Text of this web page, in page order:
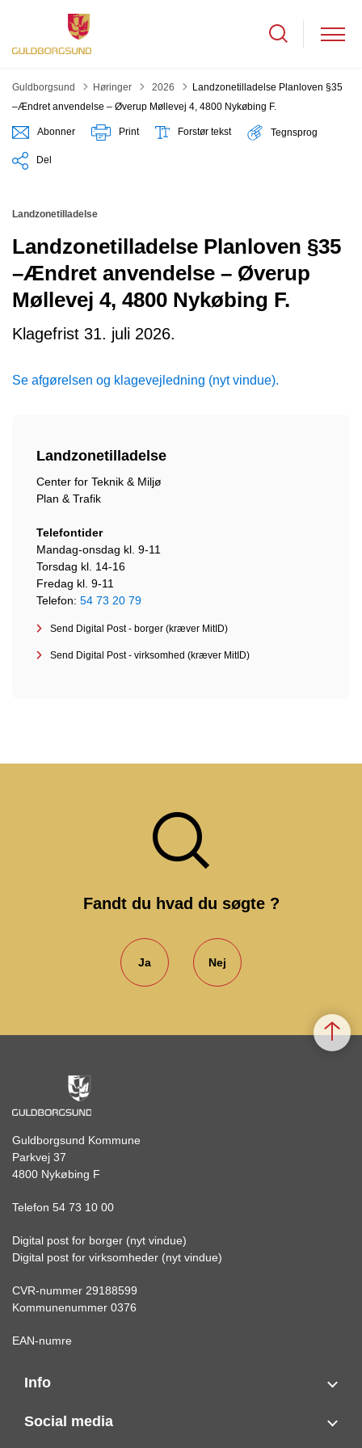
Guldborgsund Høringer Tilbage til
2026
Landzonetilladelse Planloven §35
–Ændret anvendelse – Øverup Møllevej 4, 4800 Nykøbing F.
Abonner Print Forstør tekst Tegnsprog
Del
Landzonetilladelse
Landzonetilladelse Planloven §35
–Ændret anvendelse – Øverup
Møllevej 4, 4800 Nykøbing F.
Klagefrist 31. juli 2026.
Se afgørelsen og klagevejledning (nyt vindue).
Landzonetilladelse
Center for Teknik & Miljø
Plan & Trafik
Telefontider
Mandag-onsdag kl. 9-11
Torsdag kl. 14-16
Fredag kl. 9-11
Telefon: 54 73 20 79
Send Digital Post - borger (kræver MitID)
Send Digital Post - virksomhed (kræver MitID)
Fandt du hvad du søgte ?
Ja Nej
Guldborgsund Kommune
Parkvej 37
4800 Nykøbing F
Telefon 54 73 10 00
Digital post for borger (nyt vindue)
Digital post for virksomheder (nyt vindue)
CVR-nummer 29188599
Kommunenummer 0376
EAN-numre
Info
Social media